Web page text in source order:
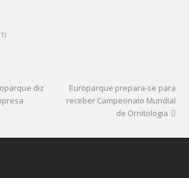
diz
Europarque prepara-se para
receber Campeonato Mundial
de Ornitologia